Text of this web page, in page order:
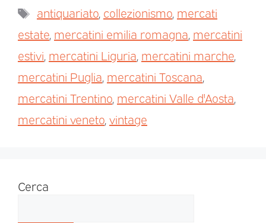
antiquariato collezionismo mercati
estate mercatini emilia romagna mercatini
estivi mercatini Liguria mercatini marche
mercatini Puglia mercatini Toscana
mercatini Trentino mercatini Valle d'Aosta
mercatini veneto vintage
Cerca